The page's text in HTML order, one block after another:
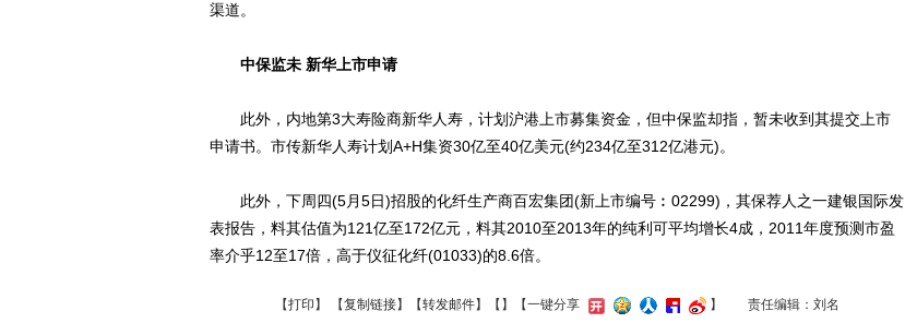
渠道。
中保监未 新华上市申请
此外，内地第3大寿险商新华人寿，计划沪港上市募集资金，但中保监却指，暂未收到其提交上市
申请书。市传新华人寿计划A+H集资30亿至40亿美元(约234亿至312亿港元)。
此外，下周四(5月5日)招股的化纤生产商百宏集团(新上市编号︰02299)，其保荐人之一建银国际发
表报告，料其估值为121亿至172亿元，料其2010至2013年的纯利可平均增长4成，2011年度预测市盈
率介乎12至17倍，高于仪征化纤(01033)的8.6倍。
【打印 】 【复制链接】【转发邮件】【 】 【一键分享 】 责任编辑：刘名